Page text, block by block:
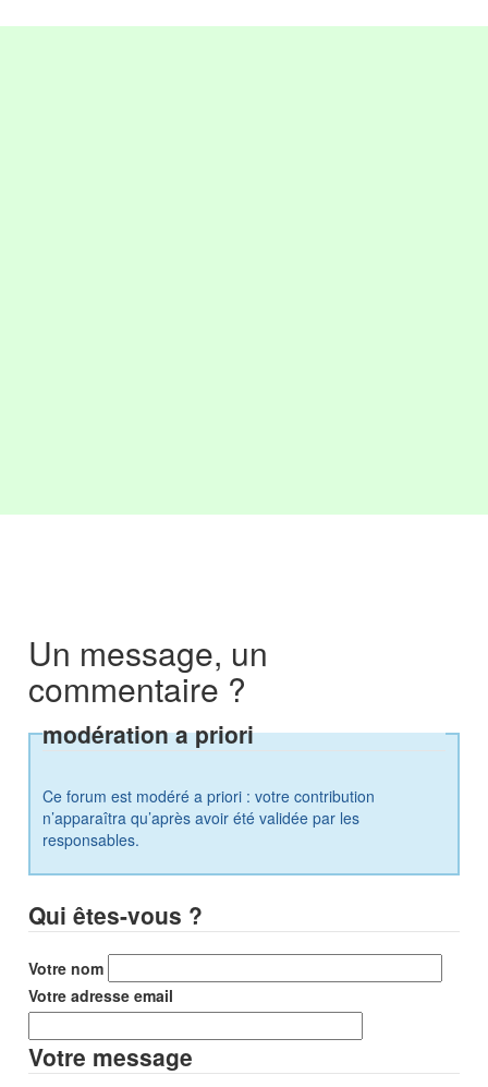
Un message, un
commentaire ?
modération a priori
Ce forum est modéré a priori : votre contribution
n’apparaîtra qu’après avoir été validée par les
responsables.
Qui êtes-vous ?
Votre nom
Votre adresse email
Votre message